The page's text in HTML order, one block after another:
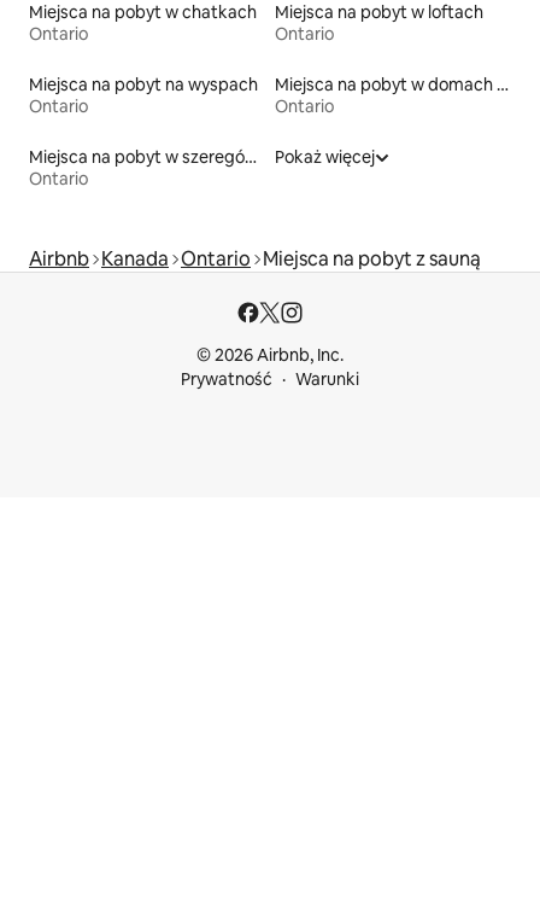
Miejsca na pobyt w chatkach
Ontario
Miejsca na pobyt w loftach
Ontario
Miejsca na pobyt na wyspach
Ontario
Miejsca na pobyt w domach wakacyjnych
Ontario
Miejsca na pobyt w szeregówkach
Ontario
Pokaż więcej
Airbnb Kanada Ontario Miejsca na pobyt z sauną
© 2026 Airbnb, Inc.
Prywatność
Warunki